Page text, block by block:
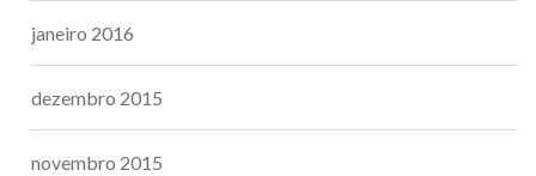
janeiro 2016
dezembro 2015
novembro 2015